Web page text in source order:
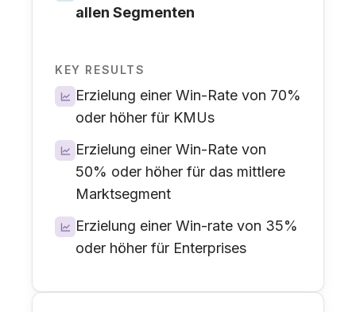
allen Segmenten
KEY RESULTS
Erzielung einer Win-Rate von 70%
oder höher für KMUs
Erzielung einer Win-Rate von
50% oder höher für das mittlere
Marktsegment
Erzielung einer Win-rate von 35%
oder höher für Enterprises